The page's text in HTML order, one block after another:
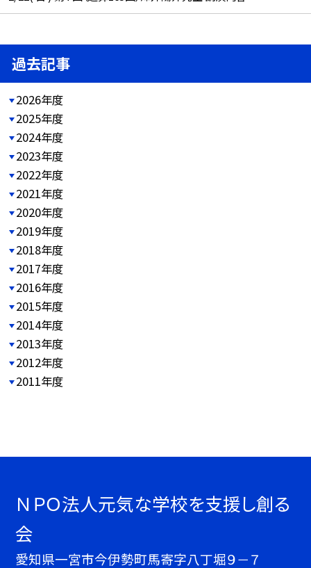
過去記事
2026年度
2025年度
2024年度
2023年度
2022年度
2021年度
2020年度
2019年度
2018年度
2017年度
2016年度
2015年度
2014年度
2013年度
2012年度
2011年度
ＮＰＯ法人元気な学校を支援し創る
会
愛知県一宮市今伊勢町馬寄字八丁堀９－７